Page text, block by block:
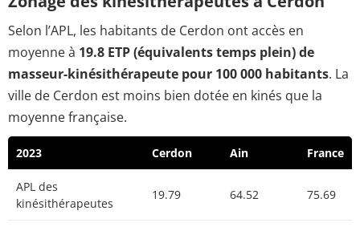
Selon l’APL, les habitants de Cerdon ont accès en
moyenne à 19.8 ETP (équivalents temps plein) de
masseur-kinésithérapeute pour 100 000 habitants. La
ville de Cerdon est moins bien dotée en kinés que la
moyenne française.
2023 Cerdon Ain France
APL des
kinésithérapeutes
19.79 64.52 75.69